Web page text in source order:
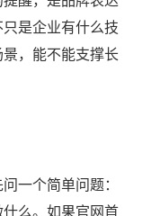
是企业有什么技
，能不能支撑长
一个简单问题：
么。如果官网首